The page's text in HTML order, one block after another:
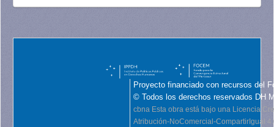
Proyecto financiado con recursos del
© Todos los derechos reservados DH
cbna Esta obra está bajo una Licencia
Atribución-NoComercial-CompartirIgual